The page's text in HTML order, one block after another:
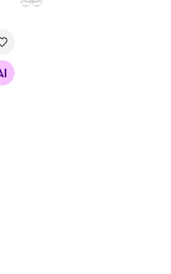
Sandy 90x200 cm